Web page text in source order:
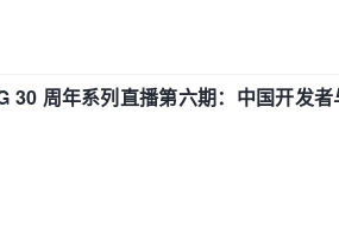
30 周年系列直播第六期：中国开发